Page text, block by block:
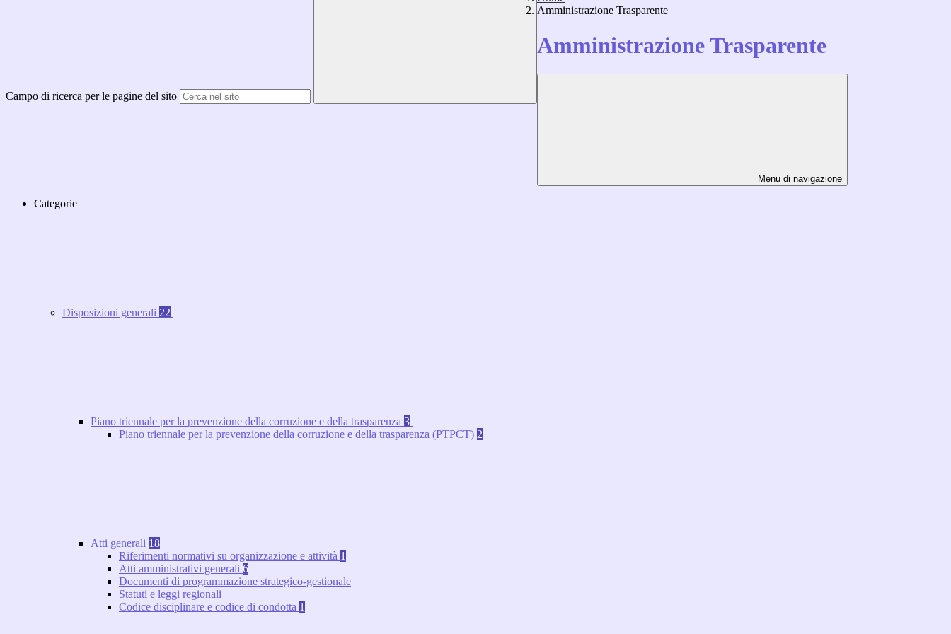
Campo di ricerca per le pagine del sito
Amministrazione Trasparente
Amministrazione Trasparente
Menu di navigazione
Categorie
Disposizioni generali 22
Piano triennale per la prevenzione della corruzione e della trasparenza 3
Piano triennale per la prevenzione della corruzione e della trasparenza (PTPCT) 2
Atti generali 18
Riferimenti normativi su organizzazione e attività 1
Atti amministrativi generali 6
Documenti di programmazione strategico-gestionale
Statuti e leggi regionali
Codice disciplinare e codice di condotta 1